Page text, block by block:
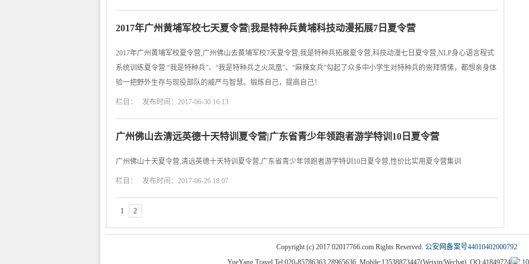
2017年广州黄埔军校七天夏令营|我是特种兵黄埔科技动漫拓展7日夏令营
2017年广州黄埔军校夏令营,广州佛山去黄埔军校7天夏令营,我是特种兵拓展夏令营,科技动漫七日夏令营,NLP身心语言程式
系统训练夏令营 “我是特种兵”、“我是特种兵之火凤凰”、“麻辣女兵”勾起了众多中小学生对特种兵的崇拜情愫，都想亲身体
验一把野外生存与现役部队的威严与智慧。锻炼自己，提高自己！
栏目： 发布时间：2017-06-30 16:13
广州佛山去清远英德十天特训夏令营|广东省青少年领跑者游学特训10日夏令营
广州佛山十天夏令营,清远英德十天特训夏令营,广东省青少年领跑者游学特训10日夏令营,性价比实用夏令营集训
栏目： 发布时间：2017-06-26 18:07
1 2
Copyright (c) 2017 02017766.com Rights Reserved. 公安网备案号44010402000792
YueYang Travel Tel:020-85786363 28965636, Mobile:13538873447(Weixin/Wechat), QQ:41849724